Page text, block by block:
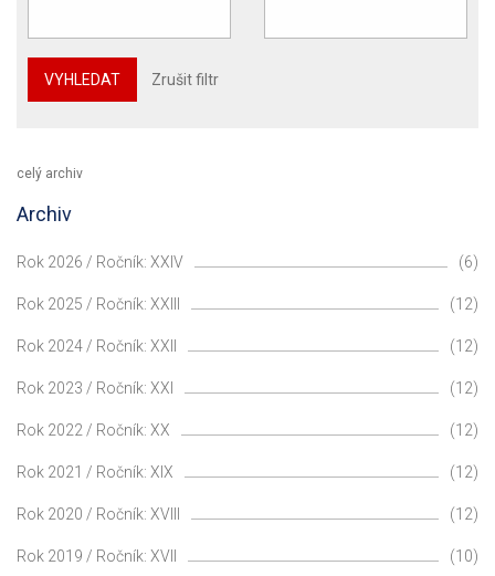
VYHLEDAT Zrušit filtr
celý archiv
Archiv
Rok 2026 / Ročník: XXIV (6)
Rok 2025 / Ročník: XXIII (12)
Rok 2024 / Ročník: XXII (12)
Rok 2023 / Ročník: XXI (12)
Rok 2022 / Ročník: XX (12)
Rok 2021 / Ročník: XIX (12)
Rok 2020 / Ročník: XVIII (12)
Rok 2019 / Ročník: XVII (10)